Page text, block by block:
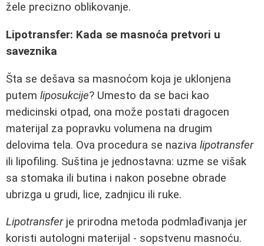
žele precizno oblikovanje.
Lipotransfer: Kada se masnoća pretvori u
saveznika
Šta se dešava sa masnoćom koja je uklonjena
putem liposukcije? Umesto da se baci kao
medicinski otpad, ona može postati dragocen
materijal za popravku volumena na drugim
delovima tela. Ova procedura se naziva lipotransfer
ili lipofiling. Suština je jednostavna: uzme se višak
sa stomaka ili butina i nakon posebne obrade
ubrizga u grudi, lice, zadnjicu ili ruke.
Lipotransferje prirodna metoda podmlađivanja jer
koristi autologni materijal - sopstvenu masnoću.